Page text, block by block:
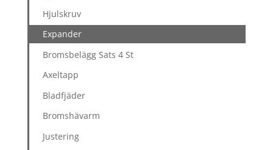
Hjulskruv
Expander
Bromsbelägg Sats 4 St
Axeltapp
Bladfjäder
Bromshävarm
Justering